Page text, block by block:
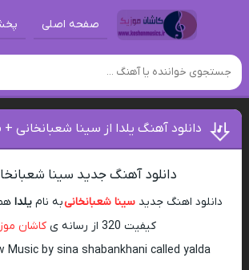
صفحه اصلی
دانلود آهنگ یلدا از سینا شعبانخانی
دانلود آهنگ جدید سینا
دانلود اهنگ جدیدسینا شعبانخانیبه نامیلدا
کیفیت 320 از رسانه ی
کاشان
Music by sina shabankhani called yalda